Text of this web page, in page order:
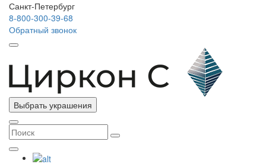
Санкт-Петербург
8-800-300-39-68
Обратный звонок
Выбрать украшения